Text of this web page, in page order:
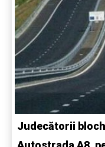
Judecătorii